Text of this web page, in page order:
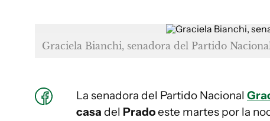
Graciela Bianchi, senadora del Partido
La senadora del Partido Nacional
casa del Pradoeste martes por la